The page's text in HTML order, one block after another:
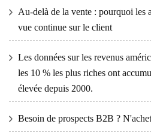
Au-delà de la vente : pourquoi les
vue continue sur le client
Les données sur les revenus
les 10 % les plus riches ont
élevée depuis 2000.
Besoin de prospects B2B ?